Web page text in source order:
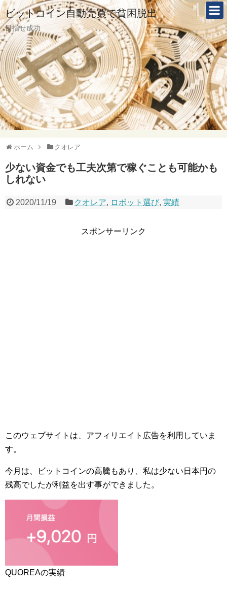
ビットコイン自動売買で貧困脱出
目指せ成功
ホーム クオレア
少ない資金でも工夫次第で稼ぐことも可能かも
しれない
2020/11/19 クオレア, ロボット選び,実績
スポンサーリンク
このウェブサイトは、アフィリエイト広告を利用していま
す。
今月は、ビットコインの高騰もあり、私は少ない日本円の
残高でしたが利益を出す事ができました。
QUOREAの実績